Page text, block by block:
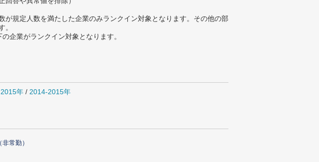
規定人数を満たした企業のみランクイン対象となります。その他の部
。
企業がランクイン対象となります。
2015年 / 2014-2015年
常勤）